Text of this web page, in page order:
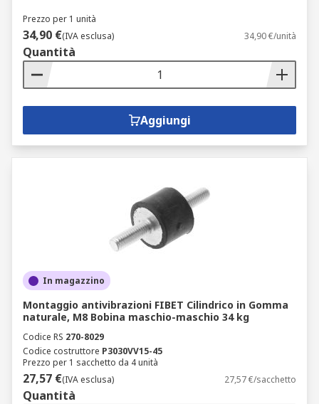
Prezzo per 1 unità
34,90 €(IVA esclusa) 34,90 €/unità
Quantità
Aggiungi
In magazzino
Montaggio antivibrazioni FIBET Cilindrico in Gomma
naturale, M8 Bobina maschio-maschio 34 kg
Codice RS 270-8029
Codice costruttore P3030VV15-45
Prezzo per 1 sacchetto da 4 unità
27,57 €(IVA esclusa) 27,57 €/sacchetto
Quantità